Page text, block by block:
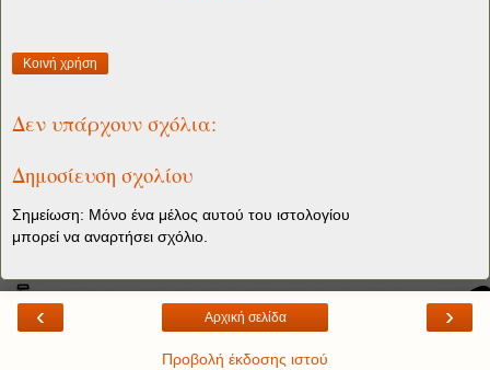
Κοινή χρήση
Δεν υπάρχουν σχόλια:
Δημοσίευση σχολίου
Σημείωση: Μόνο ένα μέλος αυτού του ιστολογίου
μπορεί να αναρτήσει σχόλιο.
‹ ›
Αρχική σελίδα
Προβολή έκδοσης ιστού